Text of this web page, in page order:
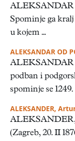
ALEKSANDAR
Spominje ga
u kojem ...
ALEKSANDAR OD
ALEKSANDAR
podban i
spominje se 1249.
ALEKSANDER,
ALEKSANDER,
(Zagreb, 20. II